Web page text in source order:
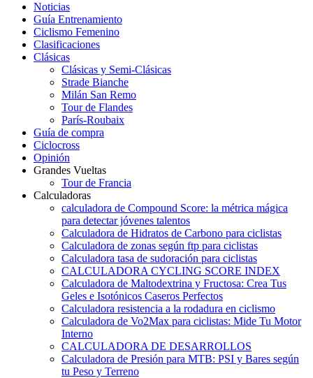
Noticias
Guía Entrenamiento
Ciclismo Femenino
Clasificaciones
Clásicas
Clásicas y Semi-Clásicas
Strade Bianche
Milán San Remo
Tour de Flandes
París-Roubaix
Guía de compra
Ciclocross
Opinión
Grandes Vueltas
Tour de Francia
Calculadoras
calculadora de Compound Score: la métrica mágica
para detectar jóvenes talentos
Calculadora de Hidratos de Carbono para ciclistas
Calculadora de zonas según ftp para ciclistas
Calculadora tasa de sudoración para ciclistas
CALCULADORA CYCLING SCORE INDEX
Calculadora de Maltodextrina y Fructosa: Crea Tus
Geles e Isotónicos Caseros Perfectos
Calculadora resistencia a la rodadura en ciclismo
Calculadora de Vo2Max para ciclistas: Mide Tu Motor
Interno
CALCULADORA DE DESARROLLOS
Calculadora de Presión para MTB: PSI y Bares según
tu Peso y Terreno